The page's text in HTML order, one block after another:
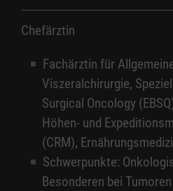
bleibt.
Sind Sie gesetzlich
(„Verordnung von
Versichertenkarte
beachten Sie, dass
Überweisung nicht
Chefärztin
Fachärztin für
Viszeralchirurgie,
Surgical Oncology
Höhen- und
(CRM),
Schwerpunkte:
Besonderen bei